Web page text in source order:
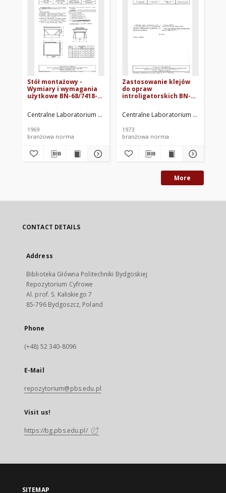
Stół montażowy -
Wymiary i wymagania
użytkowe BN-68/7418-
Centralne Laboratorium Poligraficzne. Oprac.
1969
branżowa norma
Zastosowanie klejów
do opraw
introligatorskich BN-
Centralne Laboratorium
1973
branżowa norma
More
CONTACT DETAILS
Address
Biblioteka Główna Politechniki Bydgoskiej
Repozytorium Cyfrowe
Al. prof. S. Kaliskiego 7
85-796 Bydgoszcz, Poland
Phone
(+48) 52 340-8096
E-Mail
repozytorium@pbs.edu.pl
Visit us!
https://bg.pbs.edu.pl/
SITEMAP